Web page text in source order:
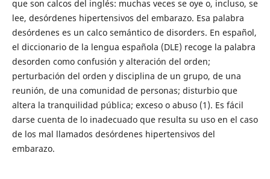
que son calcos del inglés: muchas veces se oye o, incluso, se
lee, desórdenes hipertensivos del embarazo. Esa palabra
desórdenes es un calco semántico de disorders. En español,
el diccionario de la lengua española (DLE) recoge la palabra
desorden como confusión y alteración del orden;
perturbación del orden y disciplina de un grupo, de una
reunión, de una comunidad de personas; disturbio que
altera la tranquilidad pública; exceso o abuso (1). Es fácil
darse cuenta de lo inadecuado que resulta su uso en el caso
de los mal llamados desórdenes hipertensivos del
embarazo.